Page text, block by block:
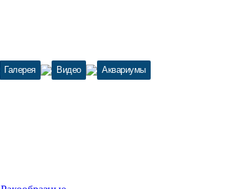
Галерея Видео Аквариумы